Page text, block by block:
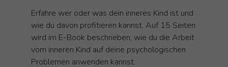
Erfahre wer oder was dein inneres Kind ist und
wie du davon profitieren kannst. Auf 15 Seiten
wird im E-Book beschrieben, wie du die Arbeit
vom inneren Kind auf deine psychologischen
Problemen anwenden kannst.